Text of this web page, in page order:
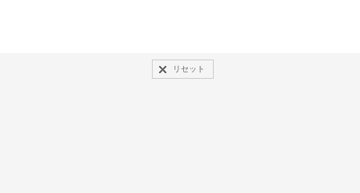
リセット